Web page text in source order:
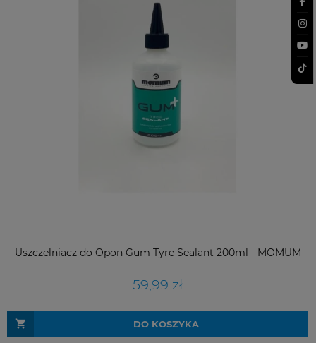
Uszczelniacz do Opon Gum Tyre Sealant 200ml - MOMUM
59,99 zł
DO KOSZYKA